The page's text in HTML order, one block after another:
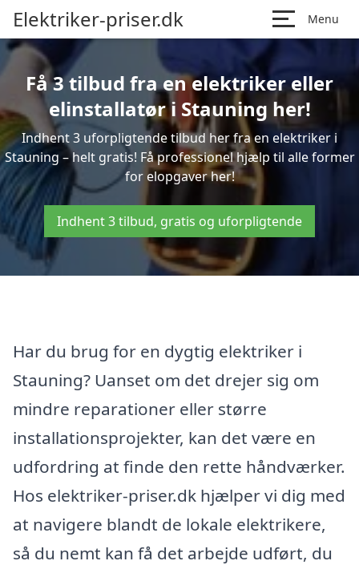
Elektriker-priser.dk Menu
Få 3 tilbud fra en elektriker eller
elinstallatør i Stauning her!
Indhent 3 uforpligtende tilbud her fra en elektriker i
Stauning – helt gratis! Få professionel hjælp til alle former
for elopgaver her!
Indhent 3 tilbud, gratis og uforpligtende
Har du brug for en dygtig elektriker i
Stauning? Uanset om det drejer sig om
mindre reparationer eller større
installationsprojekter, kan det være en
udfordring at finde den rette håndværker.
Hos elektriker-priser.dk hjælper vi dig med
at navigere blandt de lokale elektrikere,
så du nemt kan få det arbejde udført, du